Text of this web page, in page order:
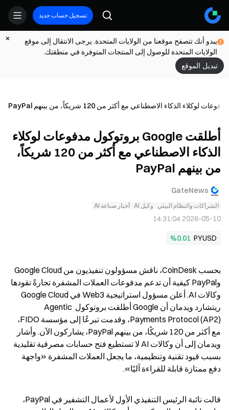
تسجيل حساب جديد
يبدو أنك تتصفح موقعنا من الولايات المتحدة. يرجى الانتقال إلى موقع
الولايات المتحدة للوصول إلى المنتجات المتوفرة في منطقتك.
تبديل الموقع
أطلقت Google بروتوكول مدفوعات لوكلاء
الذكاء الاصطناعي مع أكثر من 120 شريكاً،
من بينهم PayPal
GateNews
الشراكات والنظام البيئي وكيل AI أخبار صناعة AI
2026-05-10 14:31:04
PYUSD
%0.01
ريتشارد ويدمان أن Google أطلقت بروتوكول Agentic
دفع ممتازة قابلة للقراءة آليًا».